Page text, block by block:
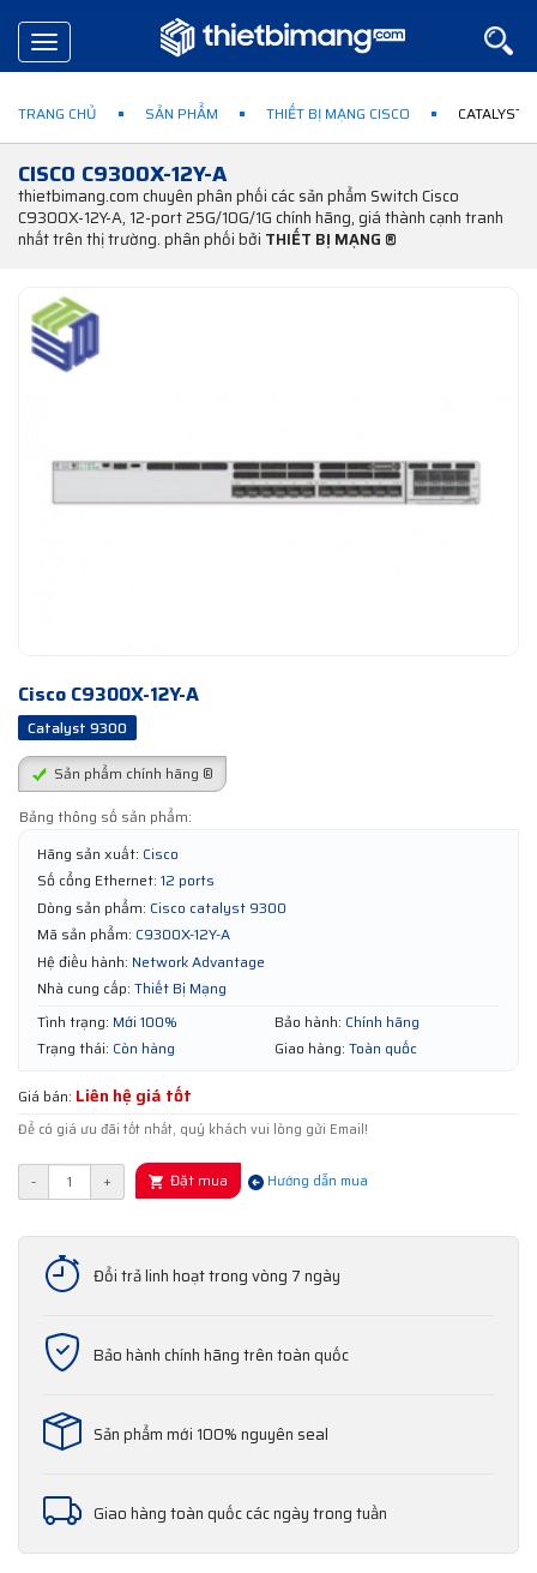
Toggle
navigation
TRANG CHỦ SẢN PHẨM THIẾT BỊ MẠNG CISCO CATALYST
CISCO C9300X-12Y-A
thietbimang.com chuyên phân phối các sản phẩm Switch Cisco
C9300X-12Y-A, 12-port 25G/10G/1G chính hãng, giá thành cạnh tranh
nhất trên thị trường. phân phối bởi THIẾT BỊ MẠNG ®
Cisco C9300X-12Y-A
Catalyst 9300
Sản phẩm chính hãng ®
Bảng thông số sản phẩm:
Hãng sản xuất: Cisco
Số cổng Ethernet: 12 ports
Dòng sản phẩm: Cisco catalyst 9300
Mã sản phẩm: C9300X-12Y-A
Hệ điều hành: Network Advantage
Nhà cung cấp: Thiết Bị Mạng
Tình trạng: Mới 100% Bảo hành: Chính hãng
Trạng thái: Còn hàng Giao hàng: Toàn quốc
Giá bán: Liên hệ giá tốt
Để có giá ưu đãi tốt nhất, quý khách vui lòng gửi Email!
- + Đặt mua Hướng dẫn mua
Đổi trả linh hoạt trong vòng 7 ngày
Bảo hành chính hãng trên toàn quốc
Sản phẩm mới 100% nguyên seal
Giao hàng toàn quốc các ngày trong tuần